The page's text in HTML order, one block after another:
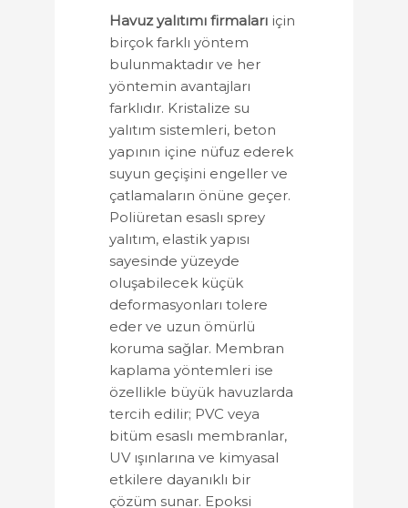
Havuz yalıtımı firmalarıiçin
birçok farklı yöntem
bulunmaktadır ve her
yöntemin avantajları
farklıdır. Kristalize su
yalıtım sistemleri, beton
yapının içine nüfuz ederek
suyun geçişini engeller ve
çatlamaların önüne geçer.
Poliüretan esaslı sprey
yalıtım, elastik yapısı
sayesinde yüzeyde
oluşabilecek küçük
deformasyonları tolere
eder ve uzun ömürlü
koruma sağlar. Membran
kaplama yöntemleri ise
özellikle büyük havuzlarda
tercih edilir; PVC veya
bitüm esaslı membranlar,
UV ışınlarına ve kimyasal
etkilere dayanıklı bir
çözüm sunar. Epoksi